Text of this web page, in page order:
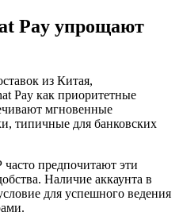
Pay упрощают
из Китая,
Pay как приоритетные
мгновенные
типичные для банковских
предпочитают эти
Наличие аккаунта в
для успешного ведения